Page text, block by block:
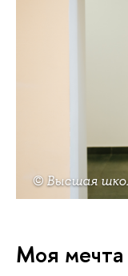
© Высшая
Моя мечта